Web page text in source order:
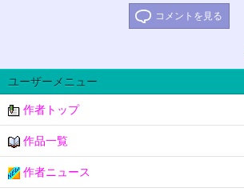
コメントを見る
ユーザーメニュー
作者トップ
作品一覧
作者ニュース